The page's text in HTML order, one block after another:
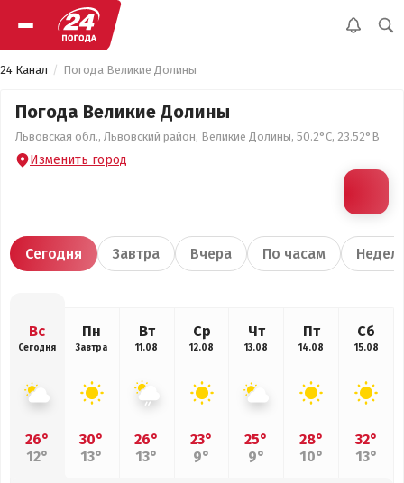
24 Канал Погода Великие Долины
Погода Великие Долины
Львовская обл., Львовский район, Великие Долины, 50.2°С, 23.52°В
Изменить город
Сегодня Завтра Вчера По часам
Вс
Сегодня
26°
12°
Пн
Завтра
30°
13°
Вт
11.08
26°
13°
Ср
12.08
23°
9°
Чт
13.08
25°
9°
Пт
14.08
28°
10°
Сб
15.08
32°
13°